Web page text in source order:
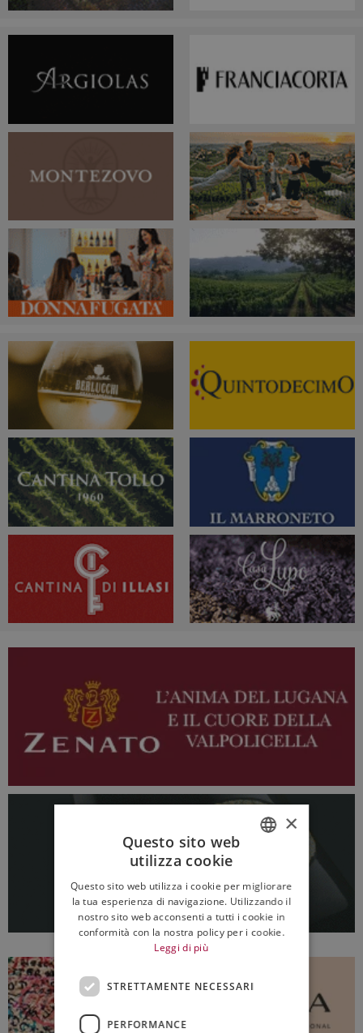
ENGLISH
×
Questo sito web
utilizza cookie
Questo sito web utilizza i cookie per migliorare
la tua esperienza di navigazione. Utilizzando il
nostro sito web acconsenti a tutti i cookie in
conformità con la nostra policy per i cookie.
Leggi di più
STRETTAMENTE NECESSARI
PERFORMANCE